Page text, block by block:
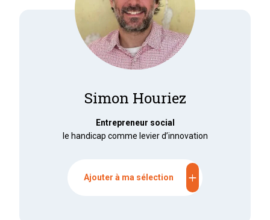
Simon Houriez
Entrepreneur social
le handicap comme levier d’innovation
Ajouter à ma sélection add